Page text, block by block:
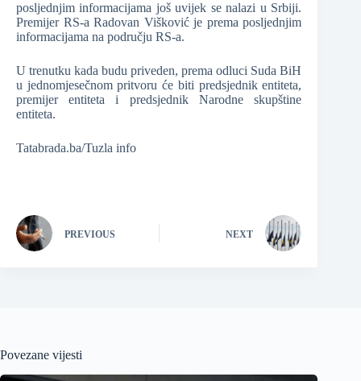
posljednjim informacijama još uvijek se nalazi u Srbiji.
Premijer RS-a Radovan Višković je prema posljednjim
informacijama na području RS-a.
U trenutku kada budu priveden, prema odluci Suda BiH
u jednomjesečnom pritvoru će biti predsjednik entiteta,
premijer entiteta i predsjednik Narodne skupštine
entiteta.
Tatabrada.ba/Tuzla info
PREVIOUS NEXT
Povezane vijesti